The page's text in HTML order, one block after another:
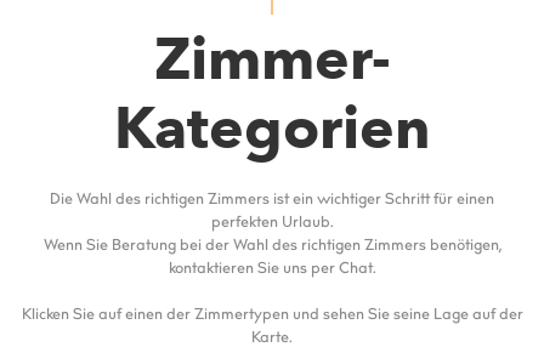
Zimmer-
Kategorien
Die Wahl des richtigen Zimmers ist ein wichtiger Schritt für einen
perfekten Urlaub.
Wenn Sie Beratung bei der Wahl des richtigen Zimmers benötigen,
kontaktieren Sie uns per Chat.
Klicken Sie auf einen der Zimmertypen und sehen Sie seine Lage auf der
Karte.